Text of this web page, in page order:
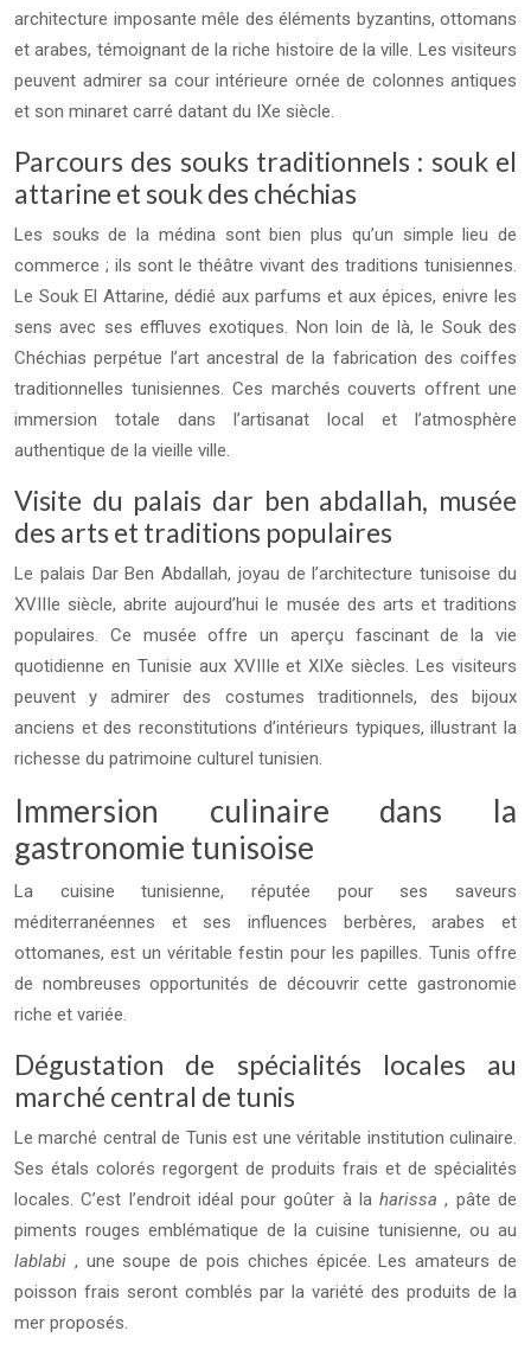
architecture imposante mêle des éléments byzantins, ottomans
et arabes, témoignant de la riche histoire de la ville. Les visiteurs
peuvent admirer sa cour intérieure ornée de colonnes antiques
et son minaret carré datant du IXe siècle.
Parcours des souks traditionnels : souk el
attarine et souk des chéchias
Les souks de la médina sont bien plus qu’un simple lieu de
commerce ; ils sont le théâtre vivant des traditions tunisiennes.
Le Souk El Attarine, dédié aux parfums et aux épices, enivre les
sens avec ses effluves exotiques. Non loin de là, le Souk des
Chéchias perpétue l’art ancestral de la fabrication des coiffes
traditionnelles tunisiennes. Ces marchés couverts offrent une
immersion totale dans l’artisanat local et l’atmosphère
authentique de la vieille ville.
Visite du palais dar ben abdallah, musée
des arts et traditions populaires
Le palais Dar Ben Abdallah, joyau de l’architecture tunisoise du
XVIIIe siècle, abrite aujourd’hui le musée des arts et traditions
populaires. Ce musée offre un aperçu fascinant de la vie
quotidienne en Tunisie aux XVIIIe et XIXe siècles. Les visiteurs
peuvent y admirer des costumes traditionnels, des bijoux
anciens et des reconstitutions d’intérieurs typiques, illustrant la
richesse du patrimoine culturel tunisien.
Immersion culinaire dans la
gastronomie tunisoise
La cuisine tunisienne, réputée pour ses saveurs
méditerranéennes et ses influences berbères, arabes et
ottomanes, est un véritable festin pour les papilles. Tunis offre
de nombreuses opportunités de découvrir cette gastronomie
riche et variée.
Dégustation de spécialités locales au
marché central de tunis
Le marché central de Tunis est une véritable institution culinaire.
Ses étals colorés regorgent de produits frais et de spécialités
locales. C’est l’endroit idéal pour goûter à laharissa, pâte de
piments rouges emblématique de la cuisine tunisienne, ou au
lablabi , une soupe de pois chiches épicée. Les amateurs de
poisson frais seront comblés par la variété des produits de la
mer proposés.